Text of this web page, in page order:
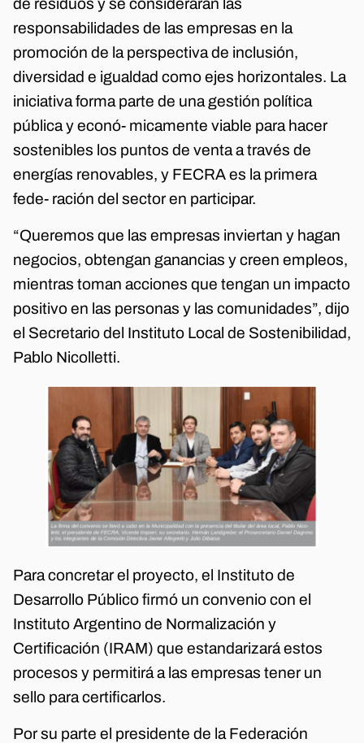
de residuos y se considerarán las
responsabilidades de las empresas en la
promoción de la perspectiva de inclusión,
diversidad e igualdad como ejes horizontales. La
iniciativa forma parte de una gestión política
pública y econó- micamente viable para hacer
sostenibles los puntos de venta a través de
energías renovables, y FECRA es la primera
fede- ración del sector en participar.
“Queremos que las empresas inviertan y hagan
negocios, obtengan ganancias y creen empleos,
mientras toman acciones que tengan un impacto
positivo en las personas y las comunidades”, dijo
el Secretario del Instituto Local de Sostenibilidad,
Pablo Nicolletti.
Para concretar el proyecto, el Instituto de
Desarrollo Público firmó un convenio con el
Instituto Argentino de Normalización y
Certificación (IRAM) que estandarizará estos
procesos y permitirá a las empresas tener un
sello para certificarlos.
Por su parte el presidente de la Federación